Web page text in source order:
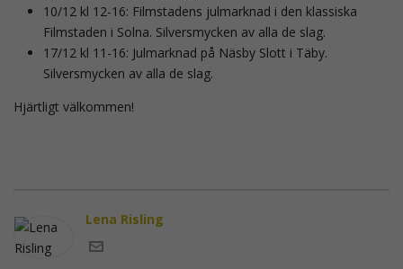
10/12 kl 12-16: Filmstadens julmarknad i den klassiska
Filmstaden i Solna. Silversmycken av alla de slag.
17/12 kl 11-16: Julmarknad på Näsby Slott i Täby.
Silversmycken av alla de slag.
Hjärtligt välkommen!
Lena Risling